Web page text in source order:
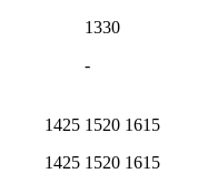
1330
-
1425
1425
1520
1520
1615
1615